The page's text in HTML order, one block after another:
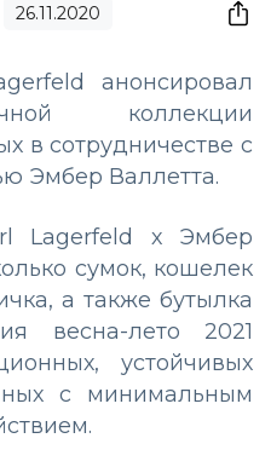
26.11.2020
анонсировал
коллекции
в сотрудничестве с
Эмбер Валлетта.
Lagerfeld х Эмбер
сумок, кошелек
а также бутылка
весна-лето 2021
устойчивых
с минимальным